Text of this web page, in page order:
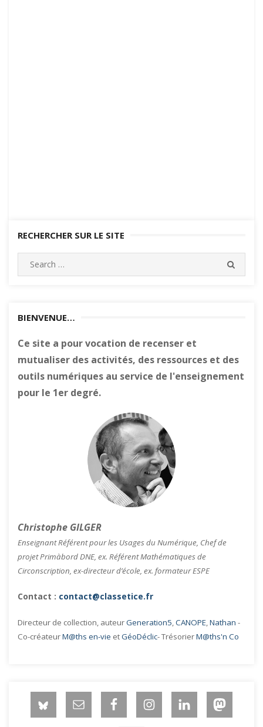
RECHERCHER SUR LE SITE
Search
for:
BIENVENUE…
Ce site a pour vocation de recenser et
mutualiser des activités, des ressources et des
outils numériques au service de l'enseignement
pour le 1er degré.
Christophe GILGER
Enseignant Référent pour les Usages du Numérique, Chef de
projet Primàbord DNE, ex. Référent Mathématiques de
Circonscription, ex-directeur d’école, ex. formateur ESPE
Contact : contact@classetice.fr
Directeur de collection, auteurGeneration5,CANOPE,Nathan -
Co-créateurM@ths en-vie etGéoDéclic- TrésorierM@ths'n Co